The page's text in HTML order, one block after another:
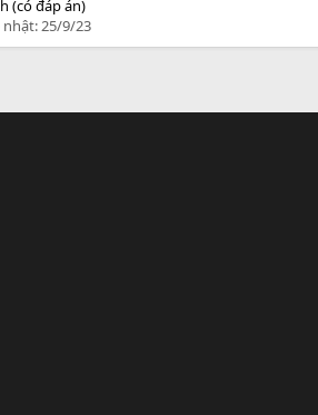
(có đáp án)
nhật: 25/9/23